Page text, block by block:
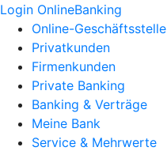
Login OnlineBanking
Online-Geschäftsstelle
Privatkunden
Firmenkunden
Private Banking
Banking & Verträge
Meine Bank
Service & Mehrwerte